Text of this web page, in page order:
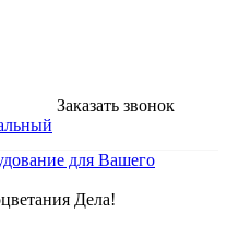
Заказать звонок
Дела!